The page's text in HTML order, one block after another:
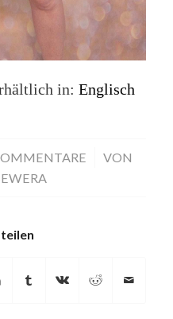
in: Englisch
/
VON